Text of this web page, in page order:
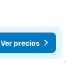
Ver precios